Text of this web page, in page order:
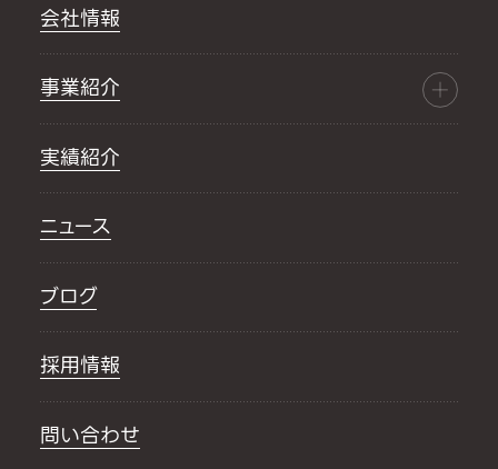
会社情報
事業紹介
実績紹介
ニュース
ブログ
採用情報
問い合わせ